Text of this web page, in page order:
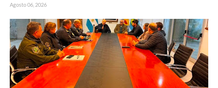
Agosto 06, 2026